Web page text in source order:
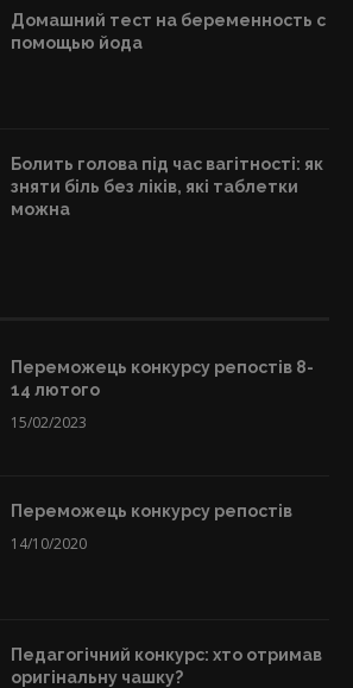
Домашний тест на беременность с
помощью йода
Болить голова під час вагітності: як
зняти біль без ліків, які таблетки
можна
Переможець конкурсу репостів 8-
14 лютого
15/02/2023
Переможець конкурсу репостів
14/10/2020
Педагогічний конкурс: хто отримав
оригінальну чашку?